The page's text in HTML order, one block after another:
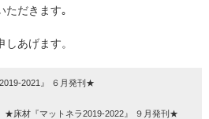
ただきます｡
あげます。
2021』 ６月発刊★
★床材『マットネラ2019-2022』 ９月発刊★